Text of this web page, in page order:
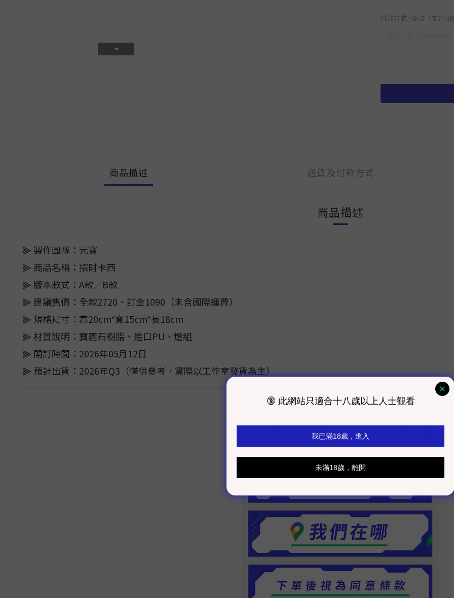
付款方式 : 全款（未含國
商品描述 送貨及付款方式
商品描述
⫸ 製作團隊：元寶
⫸ 商品名稱：招財卡西
⫸ 版本款式：A款／B款
⫸ 建議售價：全款2720、訂金1090（未含國際運費）
⫸ 規格尺寸：高20cm*寬15cm*長18cm
⫸ 材質說明：寶麗石樹脂、進口PU、燈組
⫸ 開訂時間：2026年05月12日
⫸ 預計出貨：2026年Q3（僅供參考，實際以工作室發貨為主）